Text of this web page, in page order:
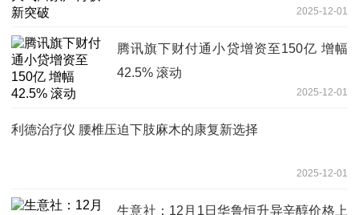
2025-12-01
腾讯旗下财付通小贷增资至150亿 增幅
42.5% 滚动
2025-12-01
利德治疗仪 腰椎压迫下肢麻木的康复新选择
2025-12-01
生意社：12月1日华鲁恒升异辛醇价格上